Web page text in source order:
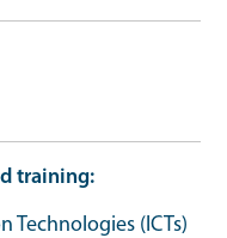
training
(ICTs)